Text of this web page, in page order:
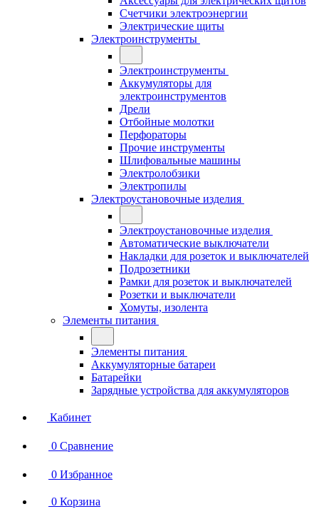
Счетчики электроэнергии
Электрические щиты
Электроинструменты
Электроинструменты
Аккумуляторы для
электроинструментов
Дрели
Отбойные молотки
Перфораторы
Прочие инструменты
Шлифовальные машины
Электролобзики
Электропилы
Электроустановочные изделия
Электроустановочные изделия
Автоматические выключатели
Накладки для розеток и выключателей
Подрозетники
Рамки для розеток и выключателей
Розетки и выключатели
Хомуты, изолента
Элементы питания
Элементы питания
Аккумуляторные батареи
Батарейки
Зарядные устройства для аккумуляторов
Кабинет
0 Сравнение
0 Избранное
0 Корзина